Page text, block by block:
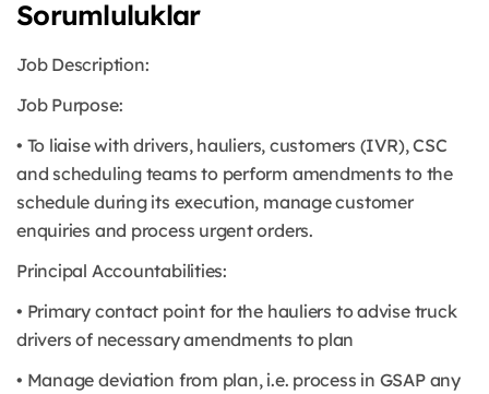
Sorumluluklar
Job Description:
Job Purpose:
• To liaise with drivers, hauliers, customers (IVR), CSC
and scheduling teams to perform amendments to the
schedule during its execution, manage customer
enquiries and process urgent orders.
Principal Accountabilities:
• Primary contact point for the hauliers to advise truck
drivers of necessary amendments to plan
• Manage deviation from plan, i.e. process in GSAP any